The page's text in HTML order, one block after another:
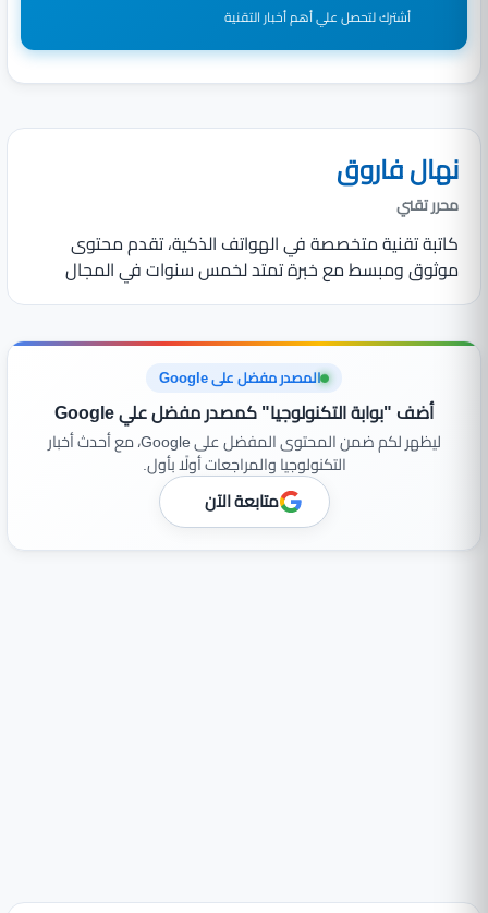
أشترك لتحصل علي أهم أخبار التقنية
نهال فاروق
محرر تقني
كاتبة تقنية متخصصة في الهواتف الذكية، تقدم محتوى
موثوق ومبسط مع خبرة تمتد لخمس سنوات في المجال
المصدر مفضل على Google
أضف "بوابة التكنولوجيا" كمصدر مفضل علي Google
ليظهر لكم ضمن المحتوى المفضل على Google، مع أحدث أخبار
التكنولوجيا والمراجعات أولًا بأول.
متابعة الآن